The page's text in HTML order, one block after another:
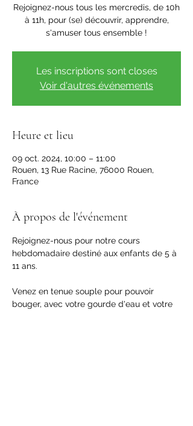
Rejoignez-nous tous les mercredis, de 10h
à 11h, pour (se) découvrir, apprendre,
s'amuser tous ensemble !
Les inscriptions sont closes
Voir d'autres événements
Heure et lieu
09 oct. 2024, 10:00 – 11:00
Rouen, 13 Rue Racine, 76000 Rouen,
France
À propos de l'événement
Rejoignez-nous pour notre cours
hebdomadaire destiné aux enfants de 5 à
11 ans.
Venez en tenue souple pour pouvoir
bouger, avec votre gourde d'eau et votre